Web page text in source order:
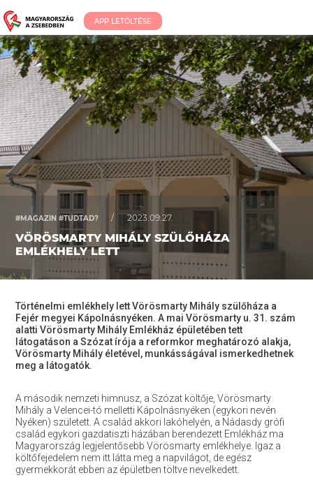
APP LETÖLTÉSE
#MAGAZIN #TUDTAD? / 2023.09.27.
VÖRÖSMARTY MIHÁLY SZÜLŐHÁZA
EMLÉKHELY LETT
Történelmi emlékhely lett Vörösmarty Mihály szülőháza a
Fejér megyei Kápolnásnyéken. A mai Vörösmarty u. 31. szám
alatti Vörösmarty Mihály Emlékház épületében tett
látogatáson a Szózat írója a reformkor meghatározó alakja,
Vörösmarty Mihály életével, munkásságával ismerkedhetnek
meg a látogatók.
A második nemzeti himnusz, a Szózat költője, Vörösmarty
Mihály a Velencei-tó melletti Kápolnásnyéken (egykori nevén
Nyéken) született. A család akkori lakóhelyén, a Nádasdy grófi
család egykori gazdatiszti házában berendezett Emlékház ma
Magyarország legjelentősebb Vörösmarty emlékhelye. Igaz a
költőfejedelem nem itt látta meg a napvilágot, de egész
gyermekkorát ebben az épületben töltve nevelkedett.